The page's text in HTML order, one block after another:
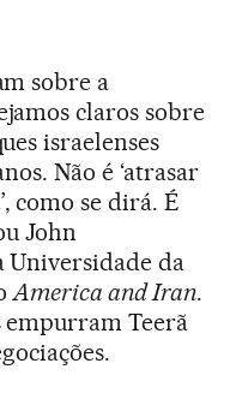
sobre a
claros sobre
israelenses
Não é ‘atrasar
como se dirá. É
John
da
America and Iran.
empurram Teerã